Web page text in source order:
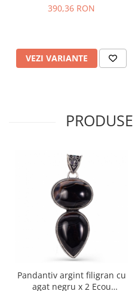
390,36 RON
VEZI VARIANTE
Pandantiv argint filigran cu
agat negru x 2 Ecou